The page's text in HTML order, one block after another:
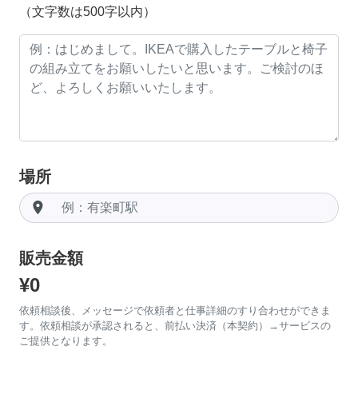
（文字数は500字以内）
場所
room
販売金額
¥0
依頼相談後、メッセージで依頼者と仕事詳細のすり合わせができま
す。依頼相談が承認されると、前払い決済（本契約）→サービスの
ご提供となります。